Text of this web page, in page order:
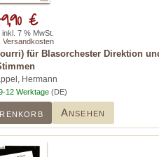
für Blasorchester Direktion
Hermann
12 Werktage (DE)
Ansehen
€
inkl. 7 % MwSt.
Versandkosten